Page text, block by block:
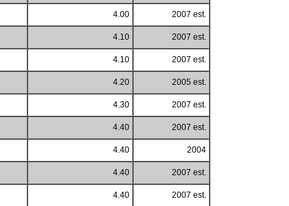
4.00 2007 est.
4.10 2007 est.
4.10 2007 est.
4.20 2005 est.
4.30 2007 est.
4.40 2007 est.
4.40 2004
4.40 2007 est.
4.40 2007 est.